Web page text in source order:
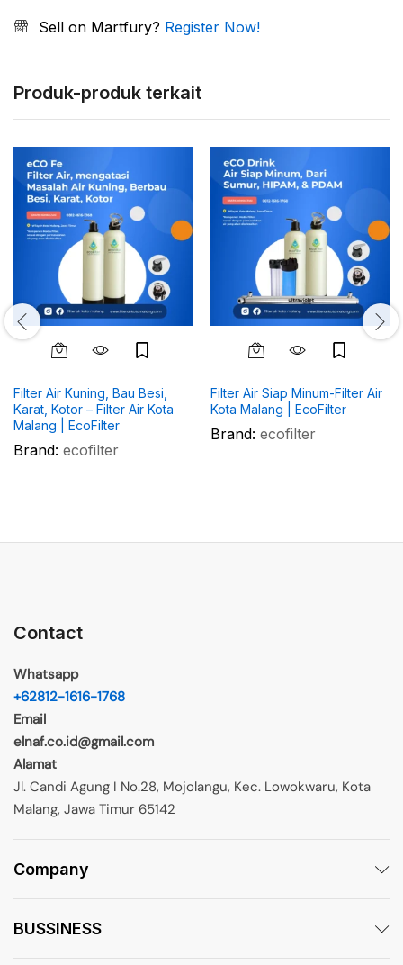
Sell on Martfury? Register Now!
Produk-produk terkait
Filter Air Kuning, Bau Besi,
Karat, Kotor – Filter Air Kota
Malang | EcoFilter
Brand: ecofilter
Filter Air Siap Minum-Filter Air
Kota Malang | EcoFilter
Brand: ecofilter
Contact
Whatsapp
+62812-1616-1768
Email
elnaf.co.id@gmail.com
Alamat
Jl. Candi Agung I No.28, Mojolangu, Kec. Lowokwaru, Kota
Malang, Jawa Timur 65142
Company
BUSSINESS